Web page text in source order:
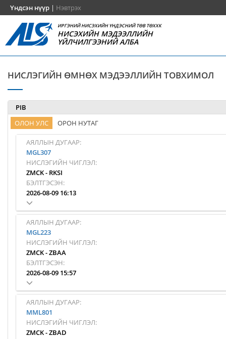
Үндсэн нүүр | Нэвтрэх
ИРГЭНИЙ НИСЭХИЙН ҮНДЭСНИЙ ТӨВ ТӨХХК
НИСЭХИЙН МЭДЭЭЛЛИЙН
ҮЙЛЧИЛГЭЭНИЙ АЛБА
НИСЛЭГИЙН ӨМНӨХ МЭДЭЭЛЛИЙН ТОВХИМОЛ
PIB
ОЛОН УЛС
ОРОН НУТАГ
АЯЛЛЫН ДУГААР:
MGL307
НИСЛЭГИЙН ЧИГЛЭЛ:
ZMCK- RKSI
БЭЛТГЭСЭН:
2026-08-09 16:13
АЯЛЛЫН ДУГААР:
MGL223
НИСЛЭГИЙН ЧИГЛЭЛ:
ZMCK-ZBAA
БЭЛТГЭСЭН:
2026-08-09 15:57
АЯЛЛЫН ДУГААР:
MML801
НИСЛЭГИЙН ЧИГЛЭЛ:
ZMCK-ZBAD